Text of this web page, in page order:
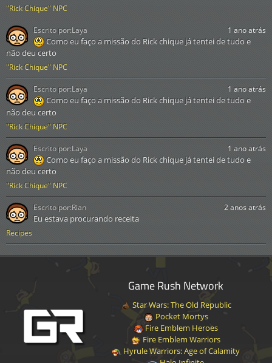
"Rick Chique" NPC
"Rick Chique" NPC
1 ano atrás
Como eu faço a missão do Rick chique já tentei de tudo e
não deu certo
Escrito por:Laya
"Rick Chique" NPC
1 ano atrás
Como eu faço a missão do Rick chique já tentei de tudo e
não deu certo
Escrito por:Laya
"Rick Chique" NPC
1 ano atrás
Como eu faço a missão do Rick chique já tentei de tudo e
não deu certo
Escrito por:Laya
Recipes
2 anos atrás
Eu estava procurando receita
Escrito por:Rian
Game Rush Network
Star Wars: The Old Republic
Pocket Mortys
Fire Emblem Heroes
Fire Emblem Warriors
Hyrule Warriors: Age of Calamity